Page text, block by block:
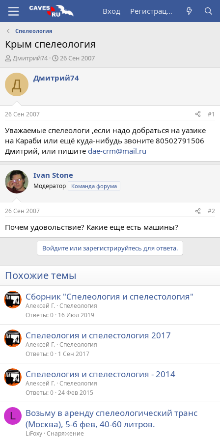
Вход Регистрация
Спелеология
Крым спелеология
А
т
о
р
т
е
м
ы
Дмитрий74
Д
т
а
л
26 Сен 2007
Д Дмитрий74
26 Сен 2007 #1
Уважаемые спелеологи ,если надо добраться на уазике
на Караби или ещё куда-нибудь звоните 80502791506
Дмитрий, или пишите dae-crm@mail.ru
Ivan Stone
Модератор Команда форума
26 Сен 2007 #2
Почем удовольствие? Какие еще есть машины?
Войдите или зарегистрируйтесь для ответа.
Похожие темы
Сборник "Спелеология и спелестология"
Алексей Г. Спелеология
Ответы 0 16 Июл 2019
Спелеология и спелестология 2017
Алексей Г. Спелеология
Ответы 0 1 Сен 2017
Спелеология и спелестология - 2014
Алексей Г. Спелеология
Ответы 0 24 Фев 2015
L
Возьму в аренду спелеологический транс
(Москва), 5-6 фев, 40-60 литров.
LiFoxy Снаряжение